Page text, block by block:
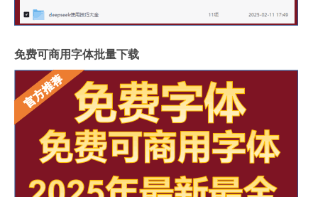
免费可商用字体批量下载